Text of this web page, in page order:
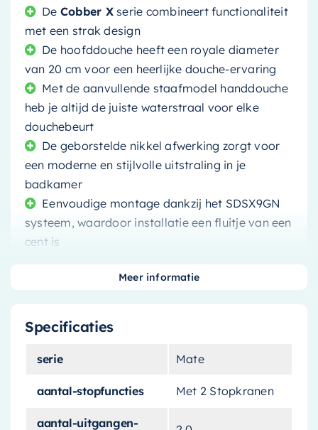
De Cobber Xserie combineert functionaliteit
met een strak design
De hoofddouche heeft een royale diameter
van 20 cm voor een heerlijke douche-ervaring
Met de aanvullende staafmodel handdouche
heb je altijd de juiste waterstraal voor elke
douchebeurt
De geborstelde nikkel afwerking zorgt voor
een moderne en stijlvolle uitstraling in je
badkamer
Eenvoudige montage dankzij het SDSX9GN
systeem, waardoor installatie een fluitje van een
cent is
Verwen jezelf en transformeer je badkamer in
een luxe spa met deze prachtige
serie. Deze set combineert een royaal formaat
Specificaties
serie Mate
aantal-stopfuncties Met 2 Stopkranen
aantal-uitgangen-
Meer informatie